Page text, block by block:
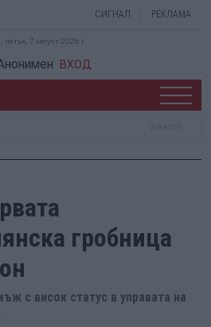
СИГНАЛ РЕКЛАМА
петък, 7 август 2026 г.
ВХОД
гробница
с висок статус в управата на